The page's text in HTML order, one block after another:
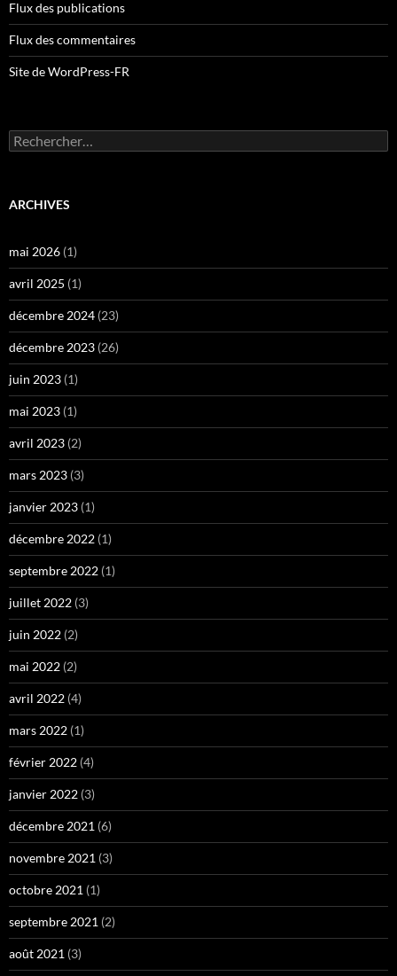
Flux des publications
Flux des commentaires
Site de WordPress-FR
Rechercher :
ARCHIVES
mai 2026 (1)
avril 2025 (1)
décembre 2024 (23)
décembre 2023 (26)
juin 2023 (1)
mai 2023 (1)
avril 2023 (2)
mars 2023 (3)
janvier 2023 (1)
décembre 2022 (1)
septembre 2022 (1)
juillet 2022 (3)
juin 2022 (2)
mai 2022 (2)
avril 2022 (4)
mars 2022 (1)
février 2022 (4)
janvier 2022 (3)
décembre 2021 (6)
novembre 2021 (3)
octobre 2021 (1)
septembre 2021 (2)
août 2021 (3)